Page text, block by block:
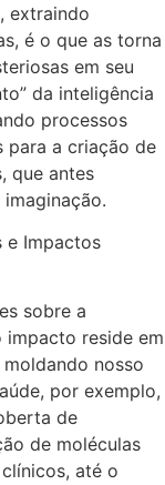
extraindo
é o que as torna
em seu
da inteligência
processos
para a criação de
que antes
e Impactos
sobre a
impacto reside em
nosso
por exemplo,
de
de moléculas
até o